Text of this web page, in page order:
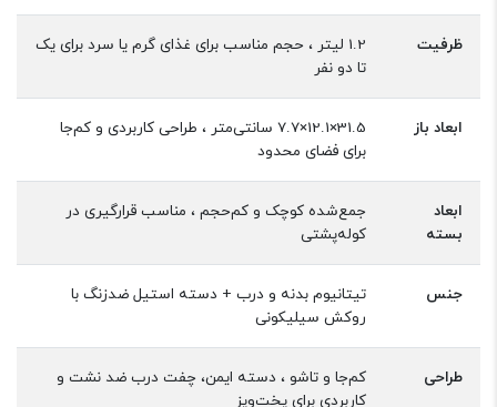
ظرفیت
1.2 لیتر ، حجم مناسب برای غذای گرم یا سرد برای یک
تا دو نفر
ابعاد باز
31.5×12.1×7.7 سانتی‌متر ، طراحی کاربردی و کم‌جا
برای فضای محدود
ابعاد
بسته
جمع‌شده کوچک و کم‌حجم ، مناسب قرارگیری در
کوله‌پشتی
جنس
تیتانیوم بدنه و درب + دسته استیل ضدزنگ با
روکش سیلیکونی
طراحی
کم‌جا و تاشو ، دسته ایمن، چفت درب ضد نشت و
کاربردی برای پخت‌وپز